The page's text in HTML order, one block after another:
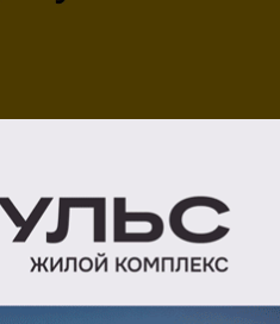
объявили угрозу
сделала РСЧС